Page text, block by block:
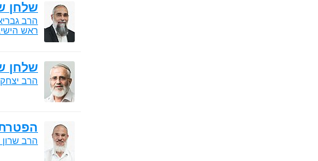
שלחן
הרב
ראש
שלחן
הרב יצחק
הרב שרון